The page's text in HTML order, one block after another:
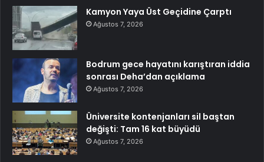
Kamyon Yaya Üst Geçidine Çarptı
Ağustos 7, 2026
Bodrum gece hayatını karıştıran iddia
sonrası Deha’dan açıklama
Ağustos 7, 2026
Üniversite kontenjanları sil baştan
değişti: Tam 16 kat büyüdü
Ağustos 7, 2026